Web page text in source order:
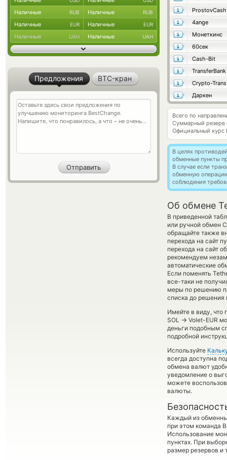
ProstovCash
4ange
Монеткинс
60сек
Cash-Bit
TransferBank
Crypto-Trans
Даркен
Всего по
Суммарный резерв
Официальный курс
В целях
обменные пункты
В случае если
обменную
соблюдения
Об обмене
В приведенной
или ручной обмен
обращайте также
перехода на сайт
перехода на сайт
рекомендуем
автоматические
Если поменять
все-таки не
меры по решению
списка до решения
Имейте в виду, что
SOL → Volet-EUR
деньги подобным
подробной
Используйте
всегда доступна
обмена валют
уведомление о
можете
валюты.
Каждый из
при этом команда
Использование
пунктах. При
размер резервов и
Наличные RUB Наличные RUB
Наличные EUR Наличные EUR
Наличные UAH Наличные UAH
Предложения BTC-кран